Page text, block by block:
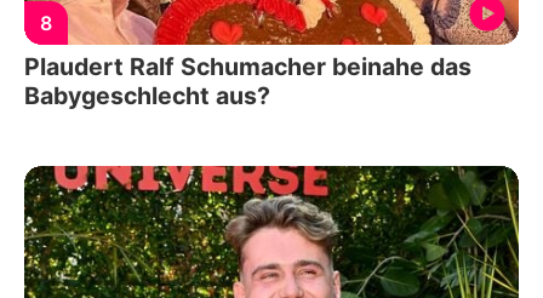
8
Plaudert Ralf Schumacher beinahe das
Babygeschlecht aus?